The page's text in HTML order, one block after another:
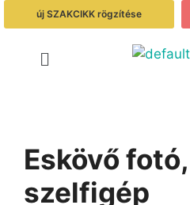
új SZAKCIKK rögzítése
Eskövő
szelfigép